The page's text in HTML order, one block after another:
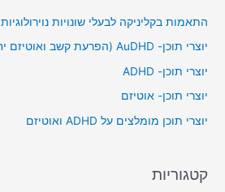
o
r
:
התאמות בקליניקה לבעלי שונויות נוירולוגיות
יוצרי תוכן- AuDHD (הפרעת קשב ואוטיזם יחד)
יוצרי תוכן- ADHD
יוצרי תוכן- אוטיזם
יוצרי תוכן מומלצים על ADHD ואוטיזם
קטגוריות